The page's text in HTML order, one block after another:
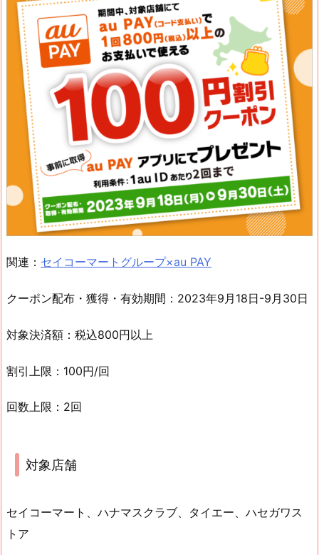
関連： セイコーマートグループ×au PAY
クーポン配布・獲得・有効期間：2023年9月18日-9月30日
対象決済額：税込800円以上
割引上限：100円/回
回数上限：2回
対象店舗
セイコーマート、ハナマスクラブ、タイエー、ハセガワス
トア